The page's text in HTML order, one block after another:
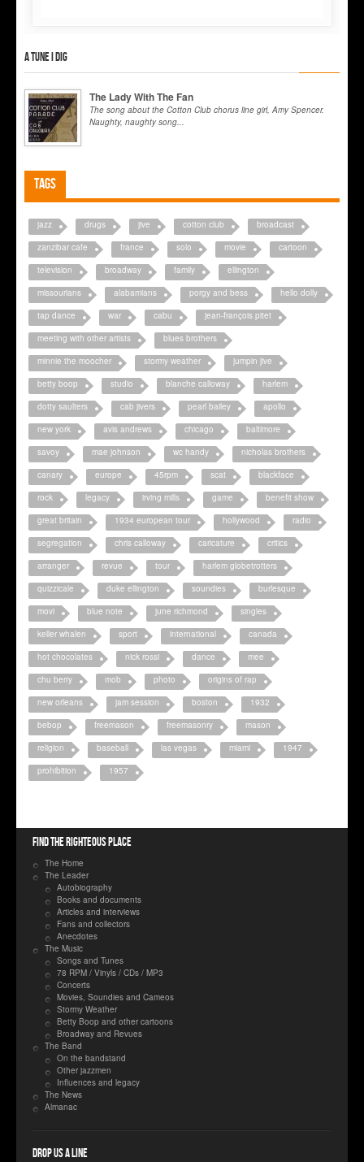
A tune I dig
The Lady With The Fan
The song about the Cotton Club chorus line girl, Amy Spencer.
Naughty, naughty song...
Tags
jazz drugs jive cotton club
broadcast
zanzibar cafe
france solo movie
cartoon
television
broadway family
ellington
missourians
alabamians porgy and bess
hello dolly
tap dance
war cabu
jean-françois pitet
meeting with other artists
blues brothers
minnie the moocher
stormy weather
jumpin jive
betty boop
studio blanche calloway
harlem
dotty saulters
cab jivers pearl bailey
apollo
new york
avis andrews chicago
baltimore
savoy
mae johnson wc handy
nicholas brothers
canary
europe 45rpm scat
blackface
rock
legacy irving mills game
benefit show
great britain
1934 european tour hollywood
radio
segregation
chris calloway caricature
critics
arranger
revue tour
harlem globetrotters
quizzicale
duke ellington soundies
burlesque
movi
blue note june richmond
singles
keller whalen
sport international
canada
hot chocolates
nick rossi dance
mee
chu berry
mob photo
origins of rap
new orleans
jam session boston
1932
bebop
freemason freemasonry
mason
religion
baseball las vegas miami
1947
prohibition
1957
Find the righteous place
The Home
The Leader
Autobiography
Books and documents
Articles and interviews
Fans and collectors
Anecdotes
The Music
Songs and Tunes
78 RPM / Vinyls / CDs / MP3
Concerts
Movies, Soundies and Cameos
Stormy Weather
Betty Boop and other cartoons
Broadway and Revues
The Band
On the bandstand
Other jazzmen
Influences and legacy
The News
Almanac
Drop us a line